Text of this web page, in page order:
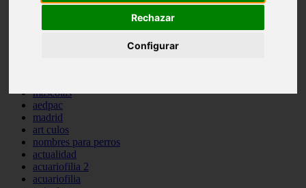
Rechazar
Configurar
navidad
terapia asistida
mascotas
aedpac
madrid
art culos
nombres para perros
actualidad
acuariofilia 2
acuariofilia